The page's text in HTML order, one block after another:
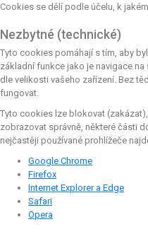
Cookies se dělí podle účelu, k
Nezbytné (technické)
Tyto cookies pomáhají s tím, aby
základní funkce jako je navigace
dle velikosti vašeho zařízení. Bez
fungovat.
Tyto cookies lze blokovat
zobrazovat správně, některé části
nejčastěji používané prohlížeče
Google Chrome
Firefox
Internet Explorer a Edge
Safari
Opera